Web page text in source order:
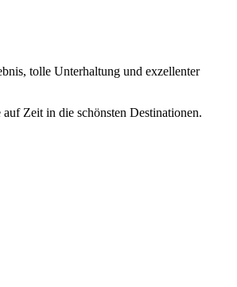
tolle Unterhaltung und exzellenter
Zeit in die schönsten Destinationen.